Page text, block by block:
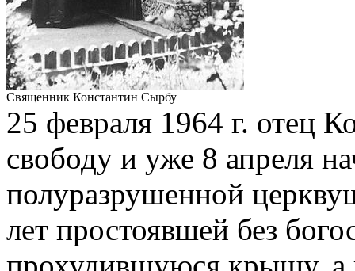
Священник Константин Сырбу
25 февраля 1964 г. отец
свободу и уже 8 апреля
полуразрушенной
лет простоявшей без